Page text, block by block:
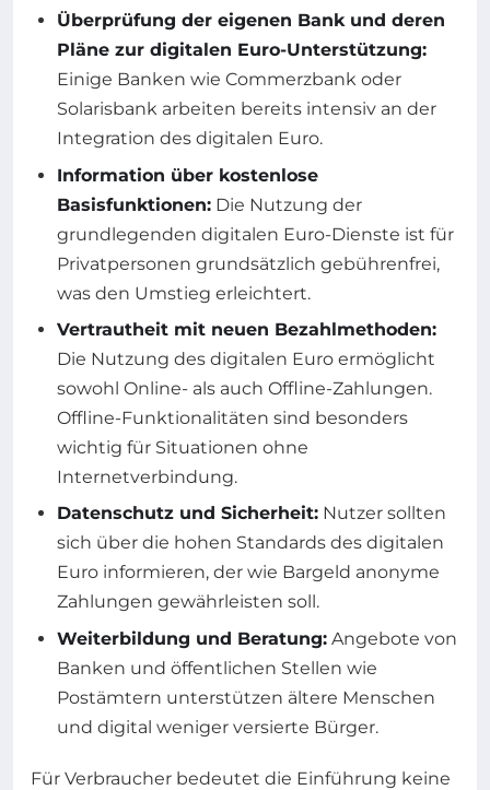
Überprüfung der eigenen Bank und deren
Pläne zur digitalen Euro-Unterstützung:
Einige Banken wie Commerzbank oder
Solarisbank arbeiten bereits intensiv an der
Integration des digitalen Euro.
Information über kostenlose
Basisfunktionen: Die Nutzung der
grundlegenden digitalen Euro-Dienste ist für
Privatpersonen grundsätzlich gebührenfrei,
was den Umstieg erleichtert.
Vertrautheit mit neuen Bezahlmethoden:
Die Nutzung des digitalen Euro ermöglicht
sowohl Online- als auch Offline-Zahlungen.
Offline-Funktionalitäten sind besonders
wichtig für Situationen ohne
Internetverbindung.
Datenschutz und Sicherheit: Nutzer sollten
sich über die hohen Standards des digitalen
Euro informieren, der wie Bargeld anonyme
Zahlungen gewährleisten soll.
Weiterbildung und Beratung: Angebote von
Banken und öffentlichen Stellen wie
Postämtern unterstützen ältere Menschen
und digital weniger versierte Bürger.
Für Verbraucher bedeutet die Einführung keine